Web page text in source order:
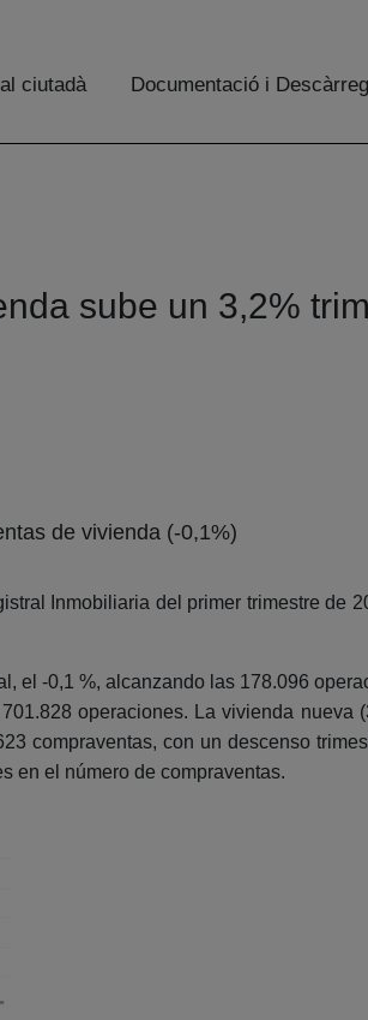
ciutadà Documentació i
sube un 3,2%
de vivienda (-0,1%)
Inmobiliaria del primer trimestre de
el -0,1 %, alcanzando las 178.096
operaciones. La vivienda nueva
compraventas, con un descenso
en el número de compraventas.